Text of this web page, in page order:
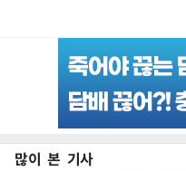
많이 본 기사